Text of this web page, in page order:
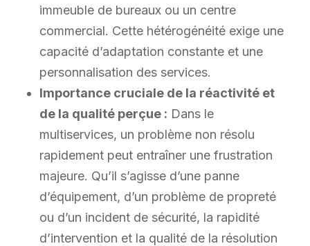
immeuble de bureaux ou un centre
commercial. Cette hétérogénéité exige une
capacité d’adaptation constante et une
personnalisation des services.
Importance cruciale de la réactivité et
de la qualité perçue : Dans le
multiservices, un problème non résolu
rapidement peut entraîner une frustration
majeure. Qu’il s’agisse d’une panne
d’équipement, d’un problème de propreté
ou d’un incident de sécurité, la rapidité
d’intervention et la qualité de la résolution